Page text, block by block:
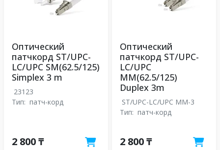
Оптический
патчкорд ST/UPC-
LC/UPC SM(62.5/125)
Simplex 3 m
23123
Тип: патч-корд
2 800 ₸
Оптический
патчкорд ST/UPC-
LC/UPC
MM(62.5/125)
Duplex 3m
ST/UPC-LC/UPC MM-3
Тип: патч-корд
2 800 ₸